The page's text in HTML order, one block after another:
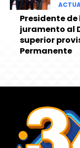
Presidente
juramento al
superior
Permanente